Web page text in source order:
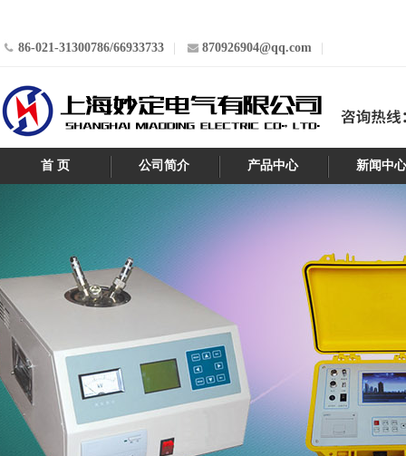
86-021-31300786/66933733 870926904@qq.com
首 页 公司简介 产品中心 新闻中